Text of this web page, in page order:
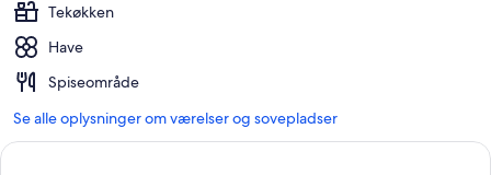
Tekøkken
Have
Spiseområde
Se alle oplysninger om værelser og sovepladser